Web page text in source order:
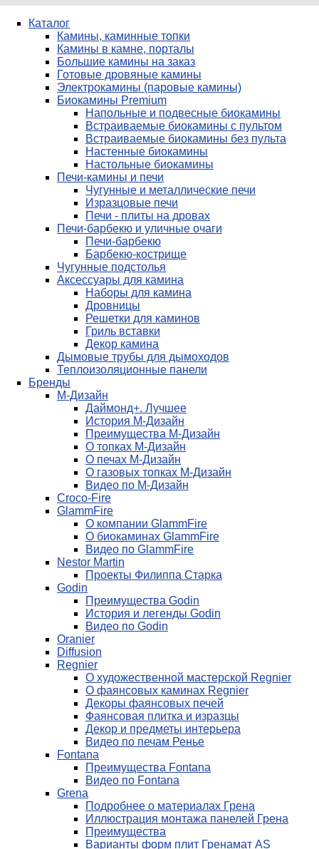
Каталог
Камины, каминные топки
Камины в камне, порталы
Большие камины на заказ
Готовые дровяные камины
Электрокамины (паровые камины)
Биокамины Premium
Напольные и подвесные биокамины
Встраиваемые биокамины с пультом
Встраиваемые биокамины без пульта
Настенные биокамины
Настольные биокамины
Печи-камины и печи
Чугунные и металлические печи
Изразцовые печи
Печи - плиты на дровах
Печи-барбекю и уличные очаги
Печи-барбекю
Барбекю-кострище
Чугунные подстолья
Аксессуары для камина
Наборы для камина
Дровницы
Решетки для каминов
Гриль вставки
Декор камина
Дымовые трубы для дымоходов
Теплоизоляционные панели
Бренды
М-Дизайн
Даймонд+. Лучшее
История М-Дизайн
Преимущества М-Дизайн
О топках М-Дизайн
О печах М-Дизайн
О газовых топках М-Дизайн
Видео по М-Дизайн
Croco-Fire
GlammFire
О компании GlammFire
О биокаминах GlammFire
Видео по GlammFire
Nestor Martin
Проекты Филиппа Старка
Godin
Преимущества Godin
История и легенды Godin
Видео по Godin
Oranier
Diffusion
Regnier
О художественной мастерской Regnier
О фаянсовых каминах Regnier
Декоры фаянсовых печей
Фаянсовая плитка и изразцы
Декор и предметы интерьера
Видео по печам Ренье
Fontana
Преимущества Fontana
Видео по Fontana
Grena
Подробнее о материалах Грена
Иллюстрация монтажа панелей Грена
Преимущества
Варианты форм плит Гренамат AS